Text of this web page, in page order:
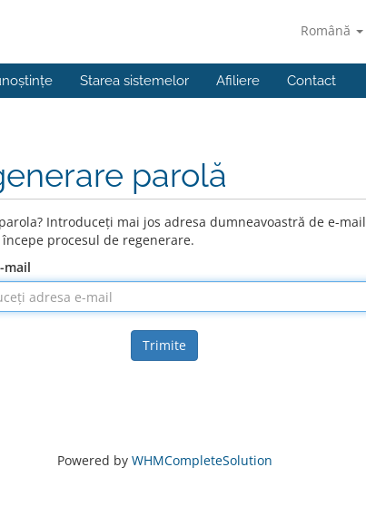
Română
Starea sistemelor Afiliere Contact
parolă
Introduceți mai jos adresa dumneavoastră de e-mail
procesul de regenerare.
mail
Trimite
Powered by WHMCompleteSolution